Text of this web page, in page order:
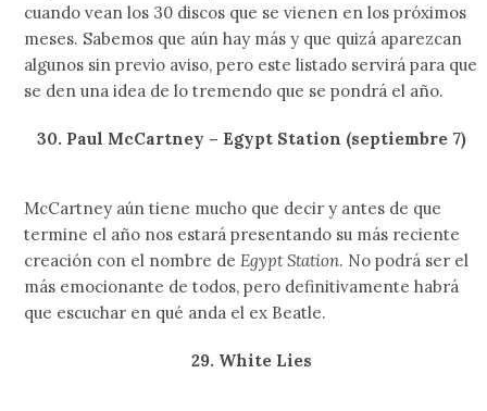
cuando vean los 30 discos que se vienen en los próximos
meses. Sabemos que aún hay más y que quizá aparezcan
algunos sin previo aviso, pero este listado servirá para que
se den una idea de lo tremendo que se pondrá el año.
30. Paul McCartney – Egypt Station (septiembre 7)
McCartney aún tiene mucho que decir y antes de que
termine el año nos estará presentando su más reciente
creación con el nombre de Egypt Station. No podrá ser el
más emocionante de todos, pero definitivamente habrá
que escuchar en qué anda el ex Beatle.
29. White Lies